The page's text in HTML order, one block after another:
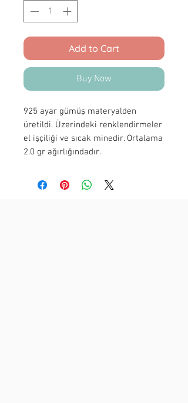
Add to Cart
Buy Now
925 ayar gümüş materyalden
üretildi. Üzerindeki renklendirmeler
el işçiliği ve sıcak minedir. Ortalama
2.0 gr ağırlığındadır.